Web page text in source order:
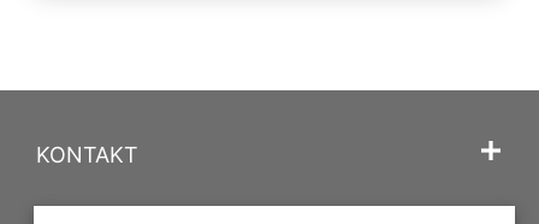
KONTAKT